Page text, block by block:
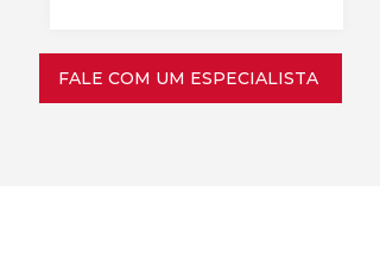
FALE COM UM ESPECIALISTA